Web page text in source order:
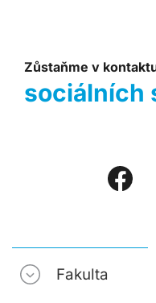
Zůstaňme v
sociálních
Fakulta